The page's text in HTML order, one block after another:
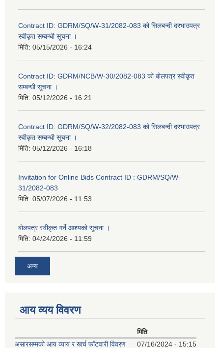
Contract ID: GDRM/SQ/W-31/2082-083 को सिलबन्दी दरभाउपत्र
स्वीकृत सम्बन्धी सूचना ।
मिति: 05/15/2026 - 16:24
Contract ID: GDRM/NCB/W-30/2082-083 को बोलपत्र स्वीकृत
सम्बन्धी सूचना ।
मिति: 05/12/2026 - 16:21
Contract ID: GDRM/SQ/W-32/2082-083 को सिलबन्दी दरभाउपत्र
स्वीकृत सम्बन्धी सूचना ।
मिति: 05/12/2026 - 16:18
Invitation for Online Bids Contract ID : GDRM/SQ/W-
31/2082-083
मिति: 05/07/2026 - 11:53
बोलपत्र स्वीकृत गर्ने आश्यको सूचना ।
मिति: 04/24/2026 - 11:59
अन्य
आय व्यय विवरण
मिति
असारसम्मको आय व्याय र खर्च फाँटवारी विवरण
07/16/2024 - 15:15